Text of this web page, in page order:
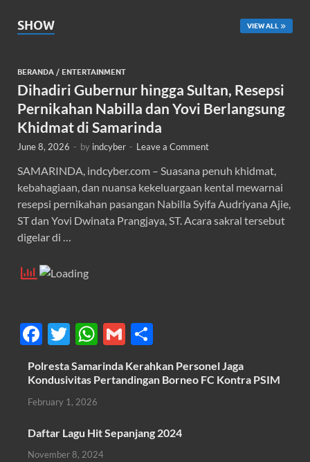
SHOW VIEW ALL
BERANDA / ENTERTAINMENT
Dihadiri Gubernur hingga Sultan, Resepsi
Pernikahan Nabilla dan Yovi Berlangsung
Khidmat di Samarinda
June 8, 2026 - by indcyber - Leave a Comment
SAMARINDA, indcyber.com – Suasana penuh khidmat,
kebahagiaan, dan nuansa kekeluargaan kental mewarnai
resepsi pernikahan pasangan Nabilla Syifa Audriyana Ajie,
ST dan Yovi Dwinata Prangjaya, ST. Acara sakral tersebut
digelar di …
F
ac
e
b
o
o
T
w
itt
er
W
h
at
A
p
G
m
ail
h
ar
Polresta Samarinda Kerahkan Personel Jaga
Kondusivitas Pertandingan Borneo FC Kontra PSIM
February 1, 2026
Daftar Lagu Hit Sepanjang 2024
November 8, 2024